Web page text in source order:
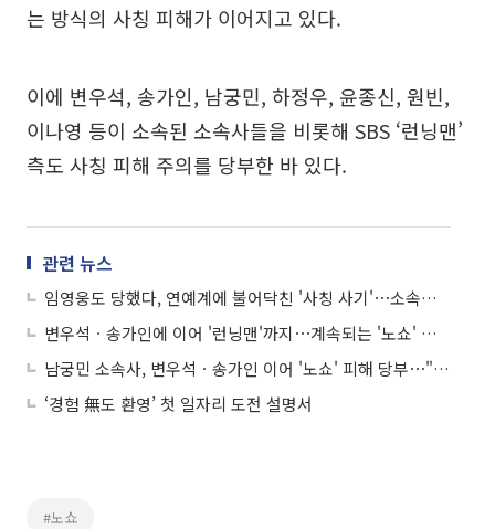
는 방식의 사칭 피해가 이어지고 있다.
이에 변우석, 송가인, 남궁민, 하정우, 윤종신, 원빈,
이나영 등이 소속된 소속사들을 비롯해 SBS ‘런닝맨’
측도 사칭 피해 주의를 당부한 바 있다.
관련 뉴스
임영웅도 당했다, 연예계에 불어닥친 '사칭 사기'⋯소속사 "신종 사기 수법, 각별 주의 부탁"
변우석ㆍ송가인에 이어 '런닝맨'까지⋯계속되는 '노쇼' 사칭 사기 "주류 배송 요구 후 잠수"
남궁민 소속사, 변우석ㆍ송가인 이어 '노쇼' 피해 당부⋯"사안 심각, 송금 절대 하지 말 것"
‘경험 無도 환영’ 첫 일자리 도전 설명서
#노쇼